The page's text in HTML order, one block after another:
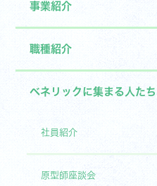
事業紹介
職種紹介
ベネリックに集まる人たち
社員紹介
原型師座談会